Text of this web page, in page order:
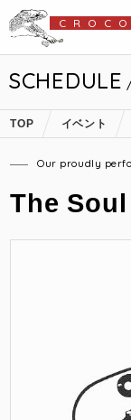
SCHEDULE
TOP イベント
Our proudly
The Soul